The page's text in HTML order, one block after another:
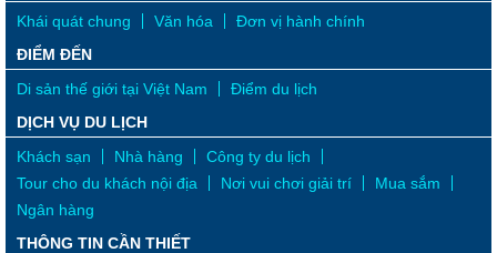
Khái quát chung
Văn hóa
Đơn vị hành chính
ĐIỂM ĐẾN
Di sản thế giới tại Việt Nam
Điểm du lịch
DỊCH VỤ DU LỊCH
Khách sạn
Nhà hàng
Công ty du lịch
Tour cho du khách nội địa
Nơi vui chơi giải trí
Mua sắm
Ngân hàng
THÔNG TIN CẦN THIẾT